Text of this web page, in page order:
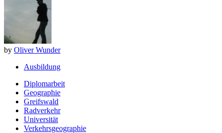
by Oliver Wunder
Ausbildung
Diplomarbeit
Geographie
Greifswald
Radverkehr
Universität
Verkehrsgeographie